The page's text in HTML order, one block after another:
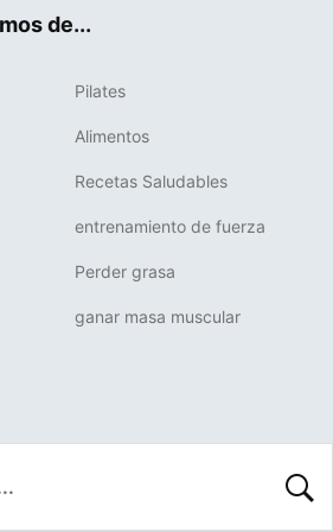
de...
Pilates
Alimentos
Recetas Saludables
entrenamiento de fuerza
Perder grasa
ganar masa muscular